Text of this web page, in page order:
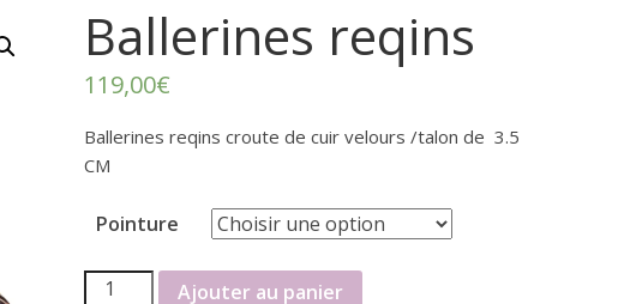
Ballerines reqins
119,00€
Ballerines reqins croute de cuir velours /talon de 3.5
CM
Pointure
quantité
Ajouter au panier